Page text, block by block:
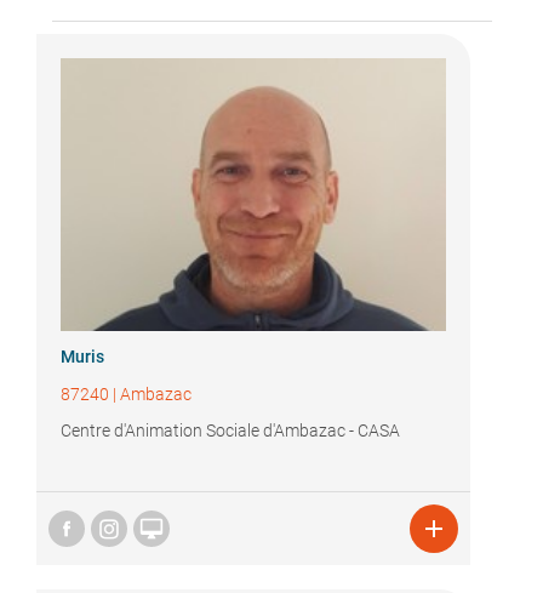
Muris
87240 | Ambazac
Centre d'Animation Sociale d'Ambazac - CASA
 